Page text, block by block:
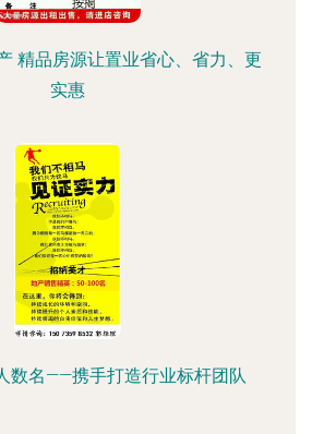
精品房源让置业省心、省力、更
实惠
数名——携手打造行业标杆团队